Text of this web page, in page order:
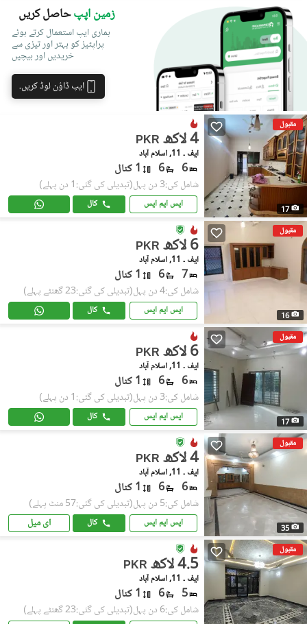
زمین اپپحاصل کریں
ہماری ایپ استعمال کرتے ہوئے
پراپٹیز کو بہتر اور تیزی سے
خریدیں اور بیچیں
ایپ ڈاؤن لوڈ کریں۔
مقبول
17
PKR 4 لاکھ
ایف ۔ 11, اسلام آباد
6
6 1 کنال
شامل کی:3 دن پہل (تبدیلی کی گئی:1 دن پہلے)
ایس ایم ایس کال
مقبول
16
PKR 6 لاکھ
ایف ۔ 11, اسلام آباد
7
6 1 کنال
شامل کی:4 دن پہل (تبدیلی کی گئی:23 گھنٹے پہلے)
ایس ایم ایس کال
مقبول
17
PKR 6 لاکھ
ایف ۔ 11, اسلام آباد
6
6 1 کنال
شامل کی:3 دن پہل (تبدیلی کی گئی:1 دن پہلے)
ایس ایم ایس کال
مقبول
35
PKR 4 لاکھ
ایف ۔ 11, اسلام آباد
6
6 1 کنال
شامل کی:5 دن پہل (تبدیلی کی گئی:57 منٹ پہلے)
ایس ایم ایس کال ای میل
مقبول
PKR 4.5 لاکھ
ایف ۔ 11, اسلام آباد
5
6 1 کنال
شامل کی:6 دن پہل (تبدیلی کی گئی:23 گھنٹے پہلے)